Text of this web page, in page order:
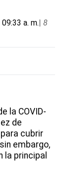
a. m.| 8
la COVID-
de
cubrir
embargo,
principal